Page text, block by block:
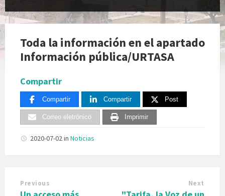
Toda la información en el apartado
Información pública/URTASA
Compartir
Compartir Compartir Post
Correo eletrónico Imprimir
2020-07-02in Noticias
Previous Next